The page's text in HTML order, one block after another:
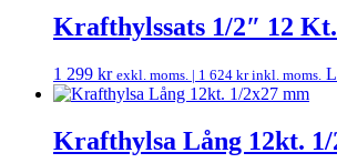
Krafthylssats 1/2″ 12
1 299 kr exkl. moms. | 1 624 krinkl. moms.
Krafthylsa Lång 12kt. 1/